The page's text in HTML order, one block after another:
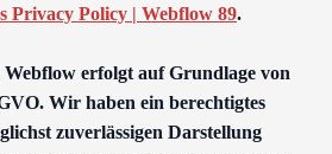
Privacy Policy | Webflow 89.
erfolgt auf Grundlage von
Wir haben ein berechtigtes
zuverlässigen Darstellung